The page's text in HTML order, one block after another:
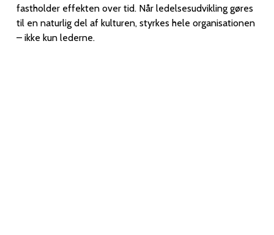
fastholder effekten over tid. Når ledelsesudvikling gøres
til en naturlig del af kulturen, styrkes hele organisationen
– ikke kun lederne.